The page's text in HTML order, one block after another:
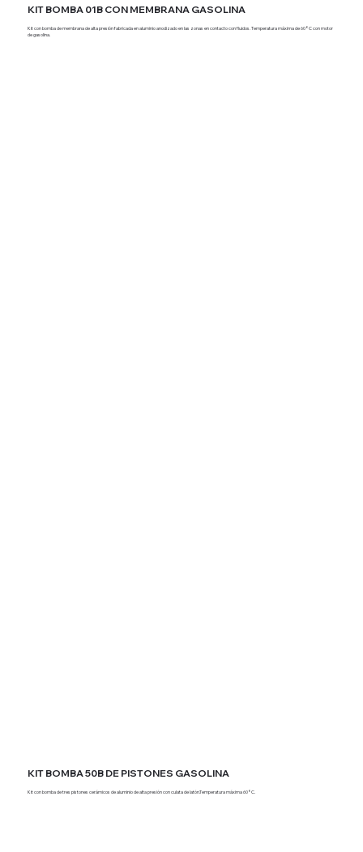
KIT BOMBA 01B CON MEMBRANA GASOLINA
Kit con bomba de membrana de alta presión fabricada en aluminio anodizado en las zonas en contacto con fluidos. Temperatura máxima de 60°C con motor
de gasolina.
KIT BOMBA 50B DE PISTONES GASOLINA
Kit con bomba de tres pistones cerámicos de aluminio de alta presión con culata de latón.Temperatura máxima 60°C.